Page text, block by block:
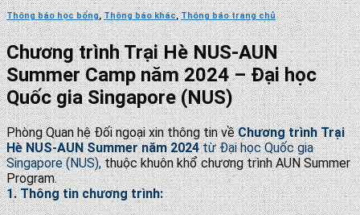
Thông báo học bổng,Thông báo khác,Thông báo trang chủ
Chương trình Trại Hè NUS-AUN
Summer Camp năm 2024 – Đại học
Quốc gia Singapore (NUS)
Phòng Quan hệ Đối ngoại xin thông tin về Chương trình Trại
Hè NUS-AUN Summer năm 2024từ Đại học Quốc gia
Singapore (NUS),thuộc khuôn khổ chương trình AUN Summer
Program.
1. Thông tin chương trình: